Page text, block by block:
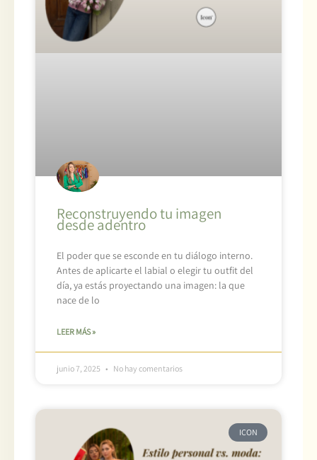
Reconstruyendo tu imagen
desde adentro
El poder que se esconde en tu diálogo interno.
Antes de aplicarte el labial o elegir tu outfit del
día, ya estás proyectando una imagen: la que
nace de lo
LEER MÁS »
junio 7, 2025 No hay comentarios
ICON